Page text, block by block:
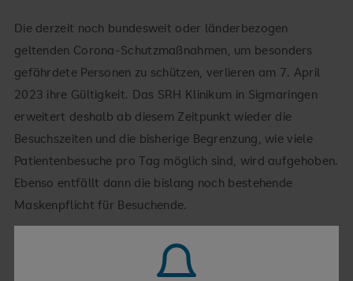
Die derzeit noch bundesweit oder länderbezogen
geltenden Corona-Schutzmaßnahmen, um besonders
gefährdete Personen zu schützen, verlieren am 7. April
2023 ihre Gültigkeit. Das SRH Klinikum in Sigmaringen
erweitert deshalb ab diesem Zeitpunkt wieder die
Besuchszeiten und die bisherige Begrenzung, wie viele
Patientenbesuche pro Tag möglich sind, wird aufgehoben.
Ebenso entfällt dann die bislang noch bestehende
Maskenpflicht für Besuchende.
Wir empfehlen jedoch den Besuchern, im Interesse der
Patienten die Abstandsregel beizubehalten, sowie bei